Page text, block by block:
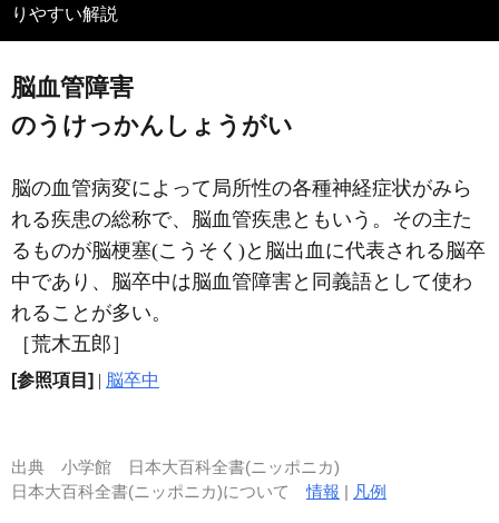
りやすい解説
脳血管障害
のうけっかんしょうがい
脳の血管病変によって局所性の各種神経症状がみら
れる疾患の総称で、脳血管疾患ともいう。その主た
るものが脳梗塞(こうそく)と脳出血に代表される脳卒
中であり、脳卒中は脳血管障害と同義語として使わ
れることが多い。
［荒木五郎］
[参照項目] | 脳卒中
出典 小学館 日本大百科全書(ニッポニカ)
日本大百科全書(ニッポニカ)について情報 | 凡例